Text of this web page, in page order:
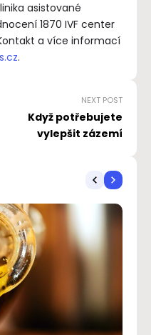
asistované
1870 IVF center
a více informací
.
NEXT POST
Když potřebujete
vylepšit zázemí